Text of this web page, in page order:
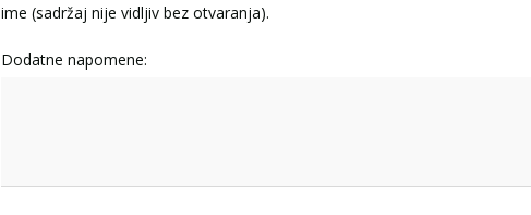
ime (sadržaj nije vidljiv bez otvaranja).
Dodatne napomene: